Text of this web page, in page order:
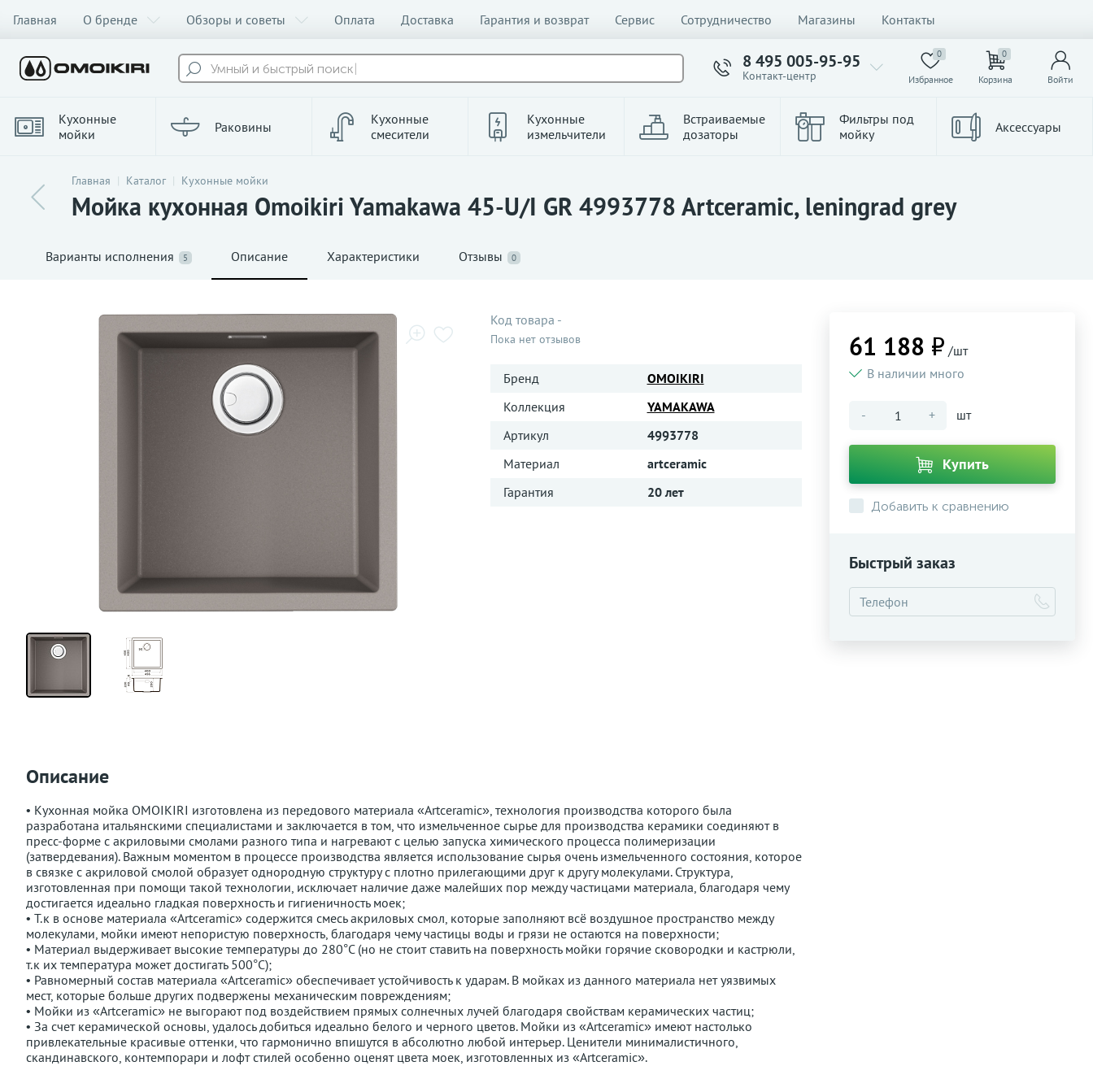
Главная О бренде Обзоры и советы Оплата Доставка Гарантия и возврат Сервис Сотрудничество Магазины Контакты
Умный и быстрый поиск 8 495 005-95-95
Контакт-центр
0
Избранное
0
Корзина Войти
Кухонные
мойки
Раковины
Кухонные
смесители
Кухонные
измельчители
Встраиваемые
дозаторы
Фильтры под
мойку
Аксессуары
Главная Каталог Кухонные мойки
Мойка кухонная Omoikiri Yamakawa 45-U/I GR 4993778 Artceramic, leningrad grey
Варианты исполнения 5 Описание Характеристики Отзывы 0
Код товара -
Пока нет отзывов
Бренд
OMOIKIRI
Коллекция
YAMAKAWA
Артикул
4993778
Материал
artceramic
Гарантия
20 лет
Описание
• Кухонная мойка OMOIKIRI изготовлена из передового материала «Artceramic», технология производства которого была
разработана итальянскими специалистами и заключается в том, что измельченное сырье для производства керамики соединяют в
пресс-форме с акриловыми смолами разного типа и нагревают с целью запуска химического процесса полимеризации
(затвердевания). Важным моментом в процессе производства является использование сырья очень измельченного состояния, которое
в связке с акриловой смолой образует однородную структуру с плотно прилегающими друг к другу молекулами. Структура,
изготовленная при помощи такой технологии, исключает наличие даже малейших пор между частицами материала, благодаря чему
достигается идеально гладкая поверхность и гигиеничность моек;
• Т.к в основе материала «Artceramic» содержится смесь акриловых смол, которые заполняют всё воздушное пространство между
молекулами, мойки имеют непористую поверхность, благодаря чему частицы воды и грязи не остаются на поверхности;
• Материал выдерживает высокие температуры до 280°С (но не стоит ставить на поверхность мойки горячие сковородки и кастрюли,
т.к их температура может достигать 500°С);
• Равномерный состав материала «Artceramic» обеспечивает устойчивость к ударам. В мойках из данного материала нет уязвимых
мест, которые больше других подвержены механическим повреждениям;
• Мойки из «Artceramic» не выгорают под воздействием прямых солнечных лучей благодаря свойствам керамических частиц;
• За счет керамической основы, удалось добиться идеально белого и черного цветов. Мойки из «Artceramic» имеют настолько
привлекательные красивые оттенки, что гармонично впишутся в абсолютно любой интерьер. Ценители минималистичного,
скандинавского, контемпорари и лофт стилей особенно оценят цвета моек, изготовленных из «Artceramic».
61 188 ₽ /шт
В наличии много
- + шт
Купить
Добавить к сравнению
Быстрый заказ